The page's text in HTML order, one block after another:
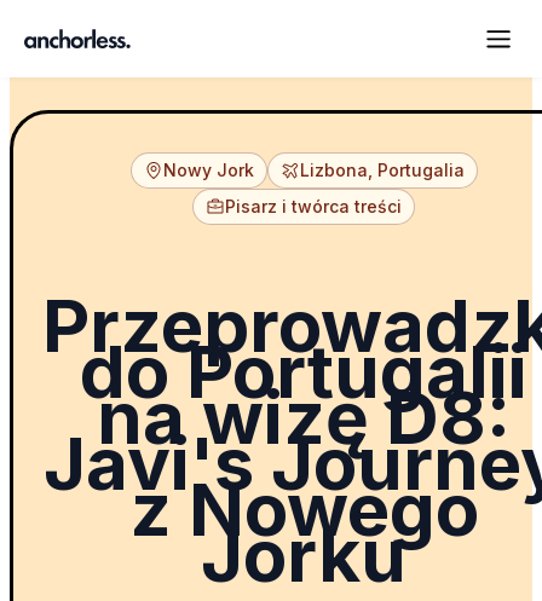
Nowy Jork
Lizbona, Portugalia
Pisarz i twórca treści
do Portugalii
na wizę D8:
Javi's
z Nowego
Jorku